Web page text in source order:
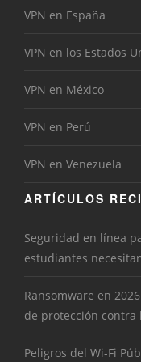
VPN en España
VPN en los Estados
VPN en México
VPN en Perú
VPN en Venezuela
ARTÍCULOS
Seguridad en línea
estudiantes
Ransomware en
de protección
Peligros del Wi-Fi